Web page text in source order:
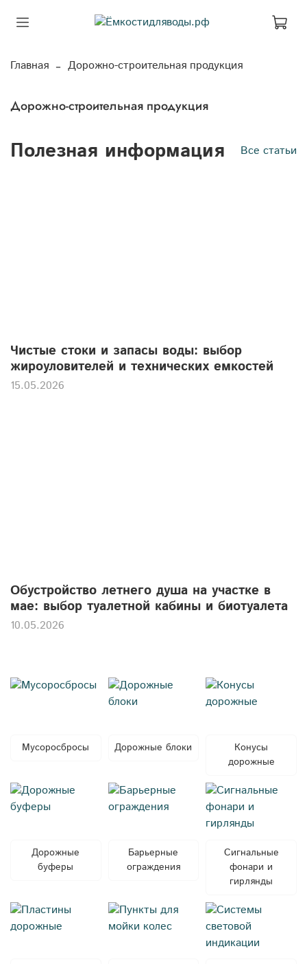
Главная Дорожно-строительная продукция
Дорожно-строительная продукция
Мусоросбросы Дорожные блоки
Конусы
дорожные
Дорожные
буферы
Барьерные
ограждения
Сигнальные
фонари и
гирлянды
Полезная информация Все статьи
Чистые стоки и запасы воды: выбор
жироуловителей и технических емкостей
15.05.2026
Обустройство летнего душа на участке в
мае: выбор туалетной кабины и биотуалета
10.05.2026